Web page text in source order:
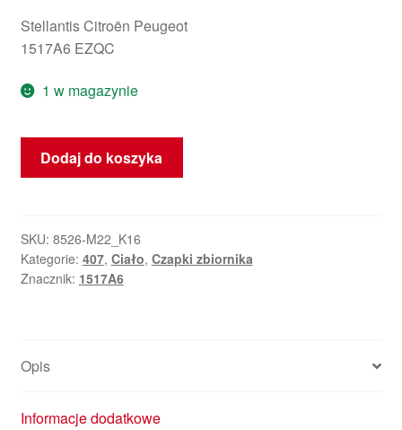
Stellantis Citroën Peugeot
1517A6 EZQC
1 w magazynie
ilość
Pokrywa
Peugeot
407
sedan
Dodaj do koszyka
SKU: 8526-M22_K16
Kategorie: 407, Ciało, Czapki zbiornika
Znacznik: 1517A6
Opis
Informacje dodatkowe